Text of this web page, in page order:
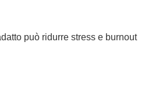
può ridurre stress e burnout